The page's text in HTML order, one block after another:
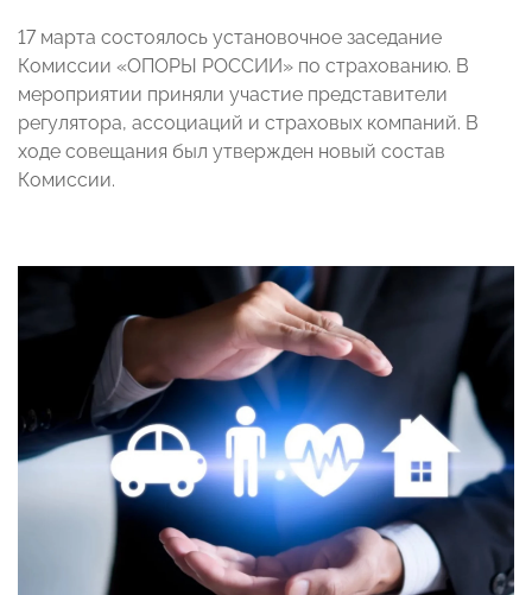
17 марта состоялось установочное заседание
Комиссии «ОПОРЫ РОССИИ» по страхованию. В
мероприятии приняли участие представители
регулятора, ассоциаций и страховых компаний. В
ходе совещания был утвержден новый состав
Комиссии.